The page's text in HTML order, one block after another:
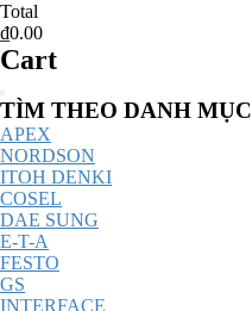
Total
₫0.00
Cart
Catalog
Menu
TÌM THEO DANH MỤC
APEX
NORDSON
ITOH DENKI
COSEL
DAE SUNG
E-T-A
FESTO
GS
INTERFACE